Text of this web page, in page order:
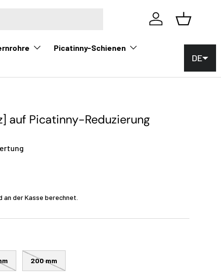
Einloggen
Korb
Picatinny-Schienen
auf Picatinny-Reduzierung
an der Kasse berechnet.
200 mm
DE